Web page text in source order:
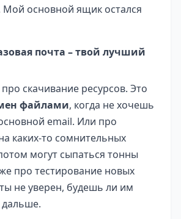
основной ящик остался
почта – твой лучший
скачивание ресурсов. Это
файлами, когда не хочешь
email. Или про
каких-то сомнительных
могут сыпаться тонны
про тестирование новых
не уверен, будешь ли им
дальше.